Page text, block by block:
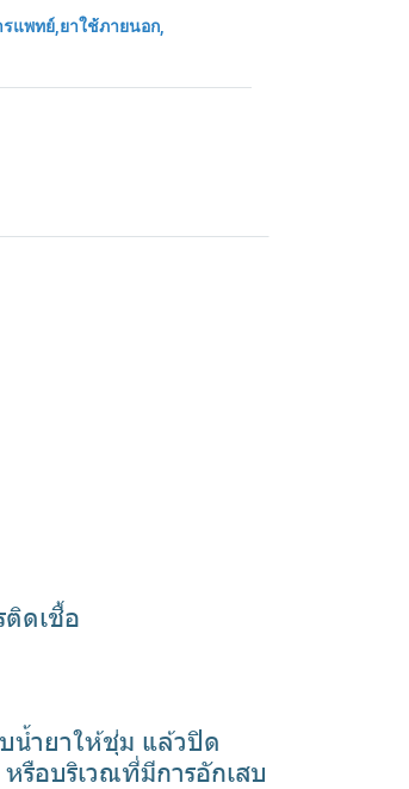
แพทย์ ยาใช้ภายนอก
ดเชื้อ
น้ำยาให้ชุ่ม แล้วปิด
รือบริเวณที่มีการอักเสบ